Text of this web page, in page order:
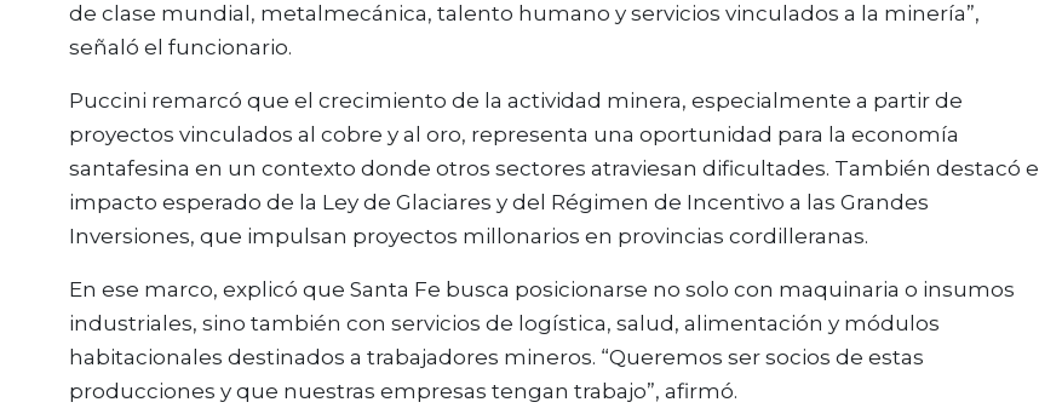
de clase mundial, metalmecánica, talento humano y servicios vinculados a la minería”,
señaló el funcionario.
Puccini remarcó que el crecimiento de la actividad minera, especialmente a partir de
proyectos vinculados al cobre y al oro, representa una oportunidad para la economía
santafesina en un contexto donde otros sectores atraviesan dificultades. También destacó el
impacto esperado de la Ley de Glaciares y del Régimen de Incentivo a las Grandes
Inversiones, que impulsan proyectos millonarios en provincias cordilleranas.
En ese marco, explicó que Santa Fe busca posicionarse no solo con maquinaria o insumos
industriales, sino también con servicios de logística, salud, alimentación y módulos
habitacionales destinados a trabajadores mineros. “Queremos ser socios de estas
producciones y que nuestras empresas tengan trabajo”, afirmó.